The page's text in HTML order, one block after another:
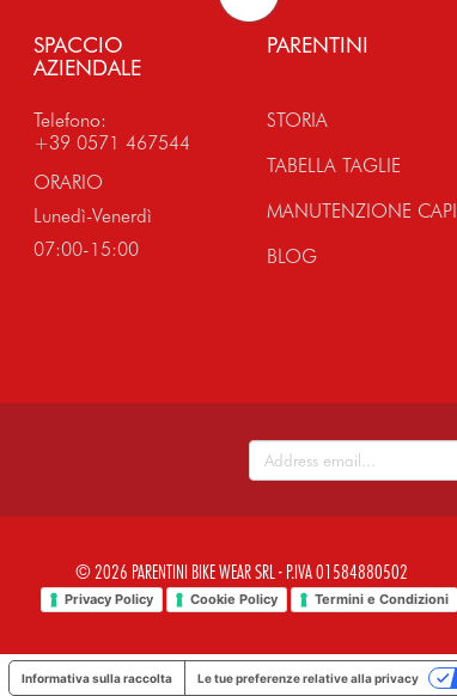
SPACCIO
AZIENDALE
Telefono:
+39 0571 467544
ORARIO
Lunedì-Venerdì
07:00-15:00
PARENTINI
STORIA
TABELLA TAGLIE
MANUTENZIONE CAPI
BLOG
© 2026 PARENTINI BIKE WEAR SRL - P.IVA 01584880502
Privacy Policy Cookie Policy Termini e Condizioni
Informativa sulla raccolta Le tue preferenze relative alla privacy